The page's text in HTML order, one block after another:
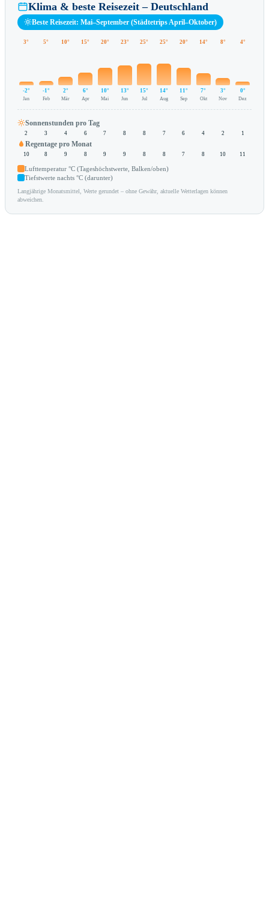
Klima & beste Reisezeit – Deutschland
Beste Reisezeit: Mai–September (Städtetrips April–Oktober)
3°
-2°
Jan
5°
-1°
Feb
10°
2°
Mär
15°
6°
Apr
20°
10°
Mai
23°
13°
Jun
25°
15°
Jul
25°
14°
Aug
20°
11°
Sep
14°
7°
Okt
8°
3°
Nov
4°
0°
Dez
Sonnenstunden pro Tag
2 3 4 6 7 8 8 7 6 4 2 1
Regentage pro Monat
10 8 9 8 9 9 8 8 7 8 10 11
Lufttemperatur °C (Tageshöchstwerte, Balken/oben)
Tiefstwerte nachts °C (darunter)
Langjährige Monatsmittel, Werte gerundet – ohne Gewähr, aktuelle Wetterlagen können
abweichen.